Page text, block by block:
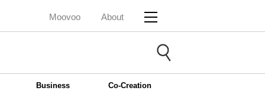
Moovoo About
Business Co-Creation